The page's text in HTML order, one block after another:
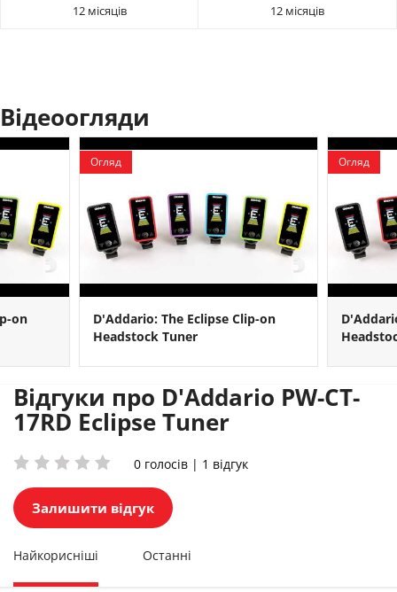
12 місяців 12 місяців
Відеоогляди
on
Огляд
D'Addario: The Eclipse Clip-on
Headstock Tuner
Огляд
Відгуки про D'Addario PW-CT-
17RD Eclipse Tuner
0 голосів | 1 відгук
Залишити відгук
Найкорисніші Останні